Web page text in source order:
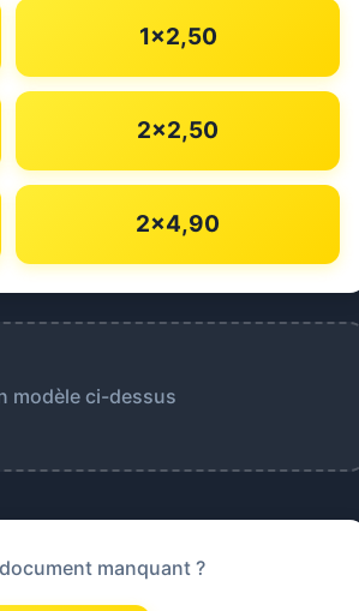
1×2,50
2×2,50
2×4,90
modèle ci-dessus
manquant ?